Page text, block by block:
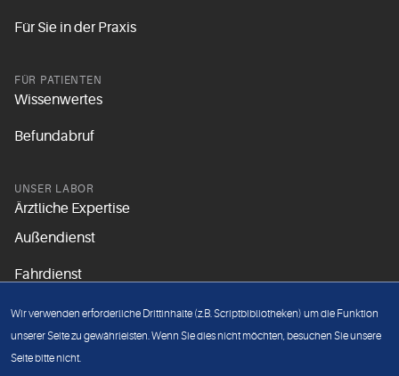
Für Sie in der Praxis
FÜR PATIENTEN
Wissenwertes
Befundabruf
UNSER LABOR
Ärztliche Expertise
Außendienst
Fahrdienst
Unsere Grundsätze
Wir verwenden erforderliche Drittinhalte (z.B. Scriptbibliotheken) um die Funktion
unserer Seite zu gewährleisten. Wenn Sie dies nicht möchten, besuchen Sie unsere
Seite bitte nicht.